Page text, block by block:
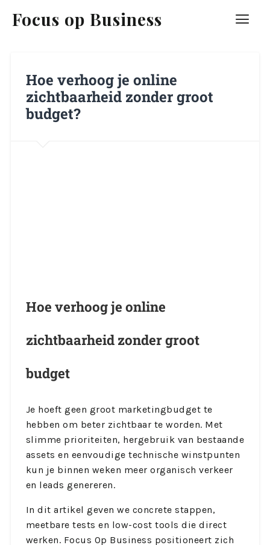
Focus op Business
Hoe verhoog je online
zichtbaarheid zonder groot
budget?
Hoe verhoog je online
zichtbaarheid zonder groot
budget
Je hoeft geen groot marketingbudget te
hebben om beter zichtbaar te worden. Met
slimme prioriteiten, hergebruik van bestaande
assets en eenvoudige technische winstpunten
kun je binnen weken meer organisch verkeer
en leads genereren.
In dit artikel geven we concrete stappen,
meetbare tests en low-cost tools die direct
werken. Focus Op Business positioneert zich